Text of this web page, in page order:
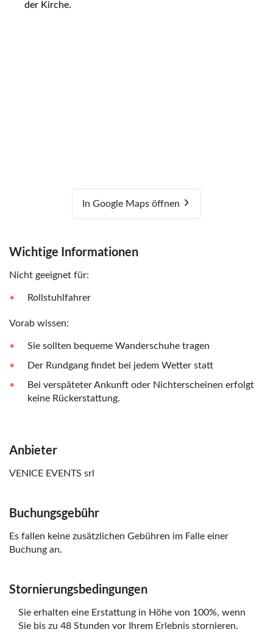
der Kirche.
In Google Maps öffnen
Wichtige Informationen
Nicht geeignet für:
Rollstuhlfahrer
Vorab wissen:
Sie sollten bequeme Wanderschuhe tragen
Der Rundgang findet bei jedem Wetter statt
Bei verspäteter Ankunft oder Nichterscheinen erfolgt
keine Rückerstattung.
Anbieter
VENICE EVENTS srl
Buchungsgebühr
Es fallen keine zusätzlichen Gebühren im Falle einer
Buchung an.
Stornierungsbedingungen
Sie erhalten eine Erstattung in Höhe von 100%, wenn
Sie bis zu 48 Stunden vor Ihrem Erlebnis stornieren.